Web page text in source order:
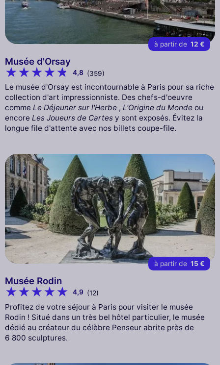
à partir de 12 €
Musée d'Orsay
4,8 (359)
Le musée d'Orsay est incontournable à Paris pour sa riche
collection d'art impressionniste. Des chefs-d'oeuvre
comme Le Déjeuner sur l'Herbe , L'Origine du Monde ou
encore Les Joueurs de Cartes y sont exposés. Évitez la
longue file d'attente avec nos billets coupe-file.
à partir de 15 €
Musée Rodin
4,9 (12)
Profitez de votre séjour à Paris pour visiter le musée
Rodin ! Situé dans un très bel hôtel particulier, le musée
dédié au créateur du célèbre Penseur abrite près de
6 800 sculptures.